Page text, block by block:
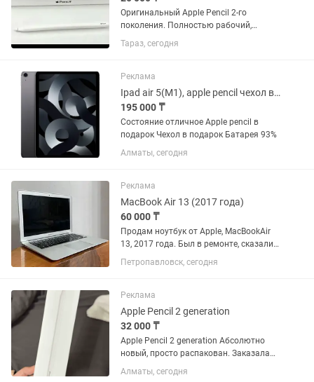
Оригинальный Apple Pencil 2-го
поколения. Полностью рабочий,
заряжается магнитно от iPad.
Отличное состояние, без трещин и
Тараз, сегодня
Реклама
Ipad air 5(M1), apple pencil чехол в подарок
195 000 ₸
Состояние отличное Apple pencil в
подарок Чехол в подарок Батарея 93%
Алматы, сегодня
Реклама
MacBook Air 13 (2017 года)
60 000 ₸
Продам ноутбук от Apple, MacBookAir
13, 2017 года. Был в ремонте, сказали
шлейф чинить надо, починили и не
помогло. В итоге, проблемы с памятью
Пару коцок на...
Петропавловск, сегодня
Реклама
Apple Pencil 2 generation
32 000 ₸
Apple Pencil 2 generation Абсолютно
новый, просто распакован. Заказала
ошибочно не тот. Apple Pencil (2-го
поколения) можно использовать
Алматы, сегодня